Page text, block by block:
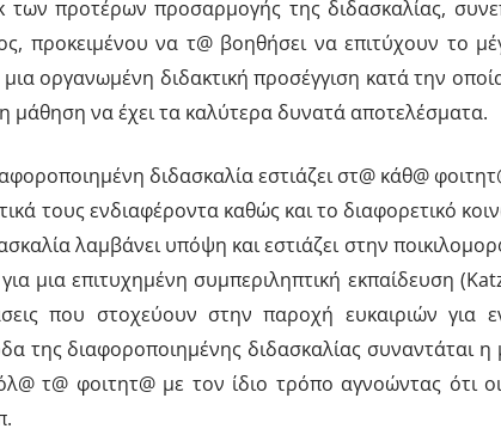
των προτέρων προσαρμογής της διδασκαλίας,
προκειμένου να τ@ βοηθήσει να επιτύχουν το
μια οργανωμένη διδακτική προσέγγιση κατά την
μάθηση να έχει τα καλύτερα δυνατά αποτελέσματα.
διδασκαλία εστιάζει στ@ κάθ@
τους ενδιαφέροντα καθώς και το διαφορετικό
λαμβάνει υπόψη και εστιάζει στην
για μια επιτυχημένη συμπεριληπτική εκπαίδευση
που στοχεύουν στην παροχή ευκαιριών
της διαφοροποιημένης διδασκαλίας
τ@ φοιτητ@ με τον ίδιο τρόπο αγνοώντας ότι